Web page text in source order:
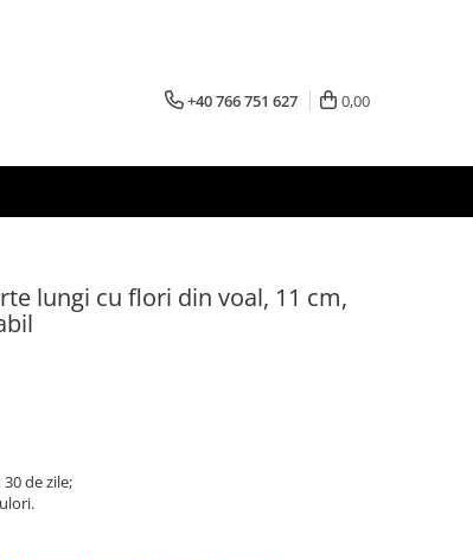
+40 766 751 627 0,00
lungi cu flori din voal, 11 cm,
de zile;